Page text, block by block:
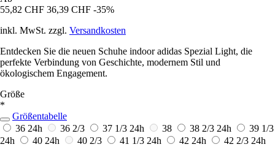
55,82 CHF 36,39 CHF -35%
inkl. MwSt. zzgl. Versandkosten
Entdecken Sie die neuen Schuhe indoor adidas Spezial Light, die
perfekte Verbindung von Geschichte, modernem Stil und
ökologischem Engagement.
Größe
*
Größentabelle
36 24h 36 2/3 37 1/3 24h 38 38 2/3 24h
39 1/3
24h
40 24h 40 2/3 41 1/3 24h 42 24h 42 2/3 24h